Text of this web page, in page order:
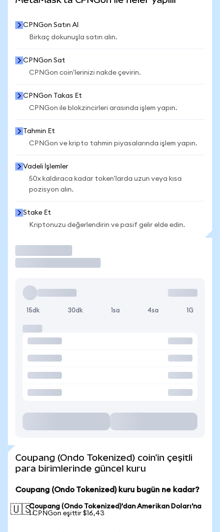
CPNGon Satın Al
Birkaç dokunuşla satın alın.
CPNGon Sat
CPNGon coin'lerinizi nakde çevirin.
CPNGon Takas Et
CPNGon ile blokzincirleri arasında işlem yapın.
Tahmin Et
CPNGon ve kripto tahmin piyasalarında işlem yapın.
Vadeli İşlemler
50x kaldıraca kadar token'larda uzun veya kısa
pozisyon alın.
Stake Et
Kriptonuzu değerlendirin ve pasif gelir elde edin.
15dk 30dk 1sa 4sa 1G
Coupang (Ondo Tokenized) coin'in çeşitli
para birimlerinde güncel kuru
Coupang (Ondo Tokenized) kuru bugün ne kadar?
🇺🇸Coupang (Ondo Tokenized)'dan Amerikan Doları'na
1 CPNGon eşittir $16,43